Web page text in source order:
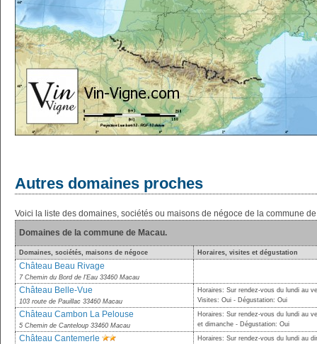
Autres domaines proches
Voici la liste des domaines, sociétés ou maisons de négoce de la commune
Domaines de la commune de Macau.
Domaines, sociétés, maisons de négoce Horaires, visites et dégustation
Château Beau Rivage
7 Chemin du Bord de l'Eau 33460 Macau
Château Belle-Vue
103 route de Pauillac 33460 Macau
Horaires: Sur rendez-vous du lundi au
Visites: Oui - Dégustation: Oui
Château Cambon La Pelouse
5 Chemin de Canteloup 33460 Macau
Horaires: Sur rendez-vous du lundi au
et dimanche - Dégustation: Oui
Château Cantemerle
Horaires: Sur rendez-vous du lundi au